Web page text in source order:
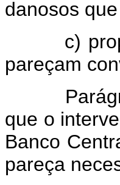
danosos
c)
pareçam
Parágrafo
que o
Banco
pareça